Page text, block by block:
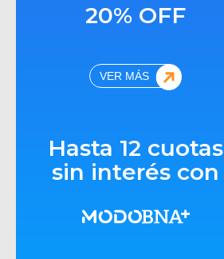
20% OFF
VER MÁS
Hasta 12 cuotas
sin interés con